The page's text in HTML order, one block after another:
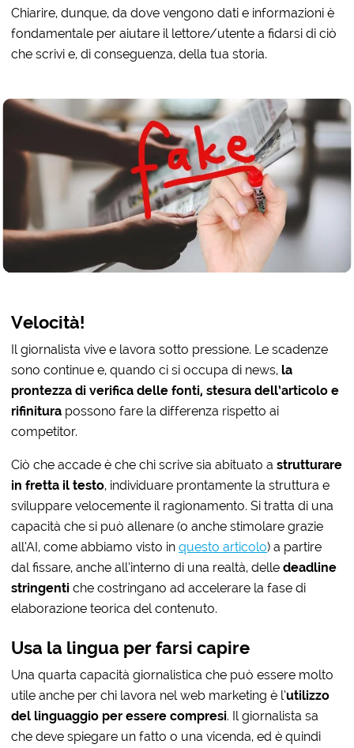
Chiarire, dunque, da dove vengono dati e informazioni è
fondamentale per aiutare il lettore/utente a fidarsi di ciò
che scrivi e, di conseguenza, della tua storia.
Velocità!
Il giornalista vive e lavora sotto pressione. Le scadenze
sono continue e, quando ci si occupa di news, la
prontezza di verifica delle fonti, stesura dell’articolo e
rifinitura possono fare la differenza rispetto ai
competitor.
Ciò che accade è che chi scrive sia abituato a strutturare
in fretta il testo, individuare prontamente la struttura e
sviluppare velocemente il ragionamento. Si tratta di una
capacità che si può allenare (o anche stimolare grazie
all’AI, come abbiamo visto inquesto articolo) a partire
dal fissare, anche all’interno di una realtà, delledeadline
stringenti che costringano ad accelerare la fase di
elaborazione teorica del contenuto.
Usa la lingua per farsi capire
Una quarta capacità giornalistica che può essere molto
utile anche per chi lavora nel web marketing è l’utilizzo
del linguaggio per essere compresi. Il giornalista sa
che deve spiegare un fatto o una vicenda, ed è quindi